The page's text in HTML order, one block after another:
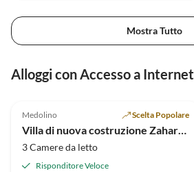
Mostra Tutto
Alloggi con Accesso a Internet
Medolino Scelta Popolare
Villa di nuova costruzione Zahara (6+2)
3 Camere da letto
Risponditore Veloce